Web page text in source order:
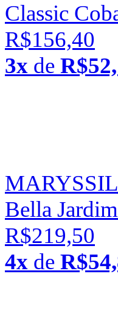
Classic
R$156,40
3x de
MARYSSIL
Bella
R$219,50
4x de